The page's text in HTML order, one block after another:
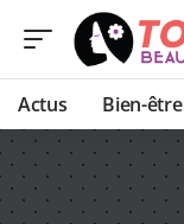
Actus Bien-être